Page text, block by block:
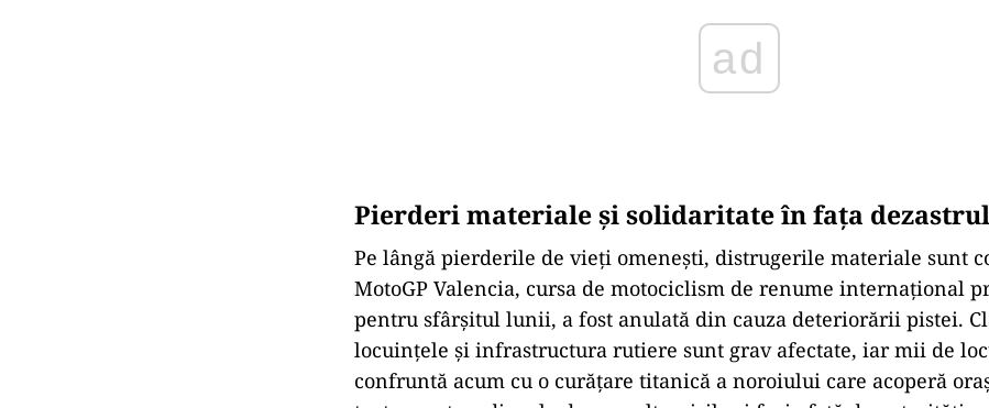
ad
Pierderi materiale și solidaritate în fața
Pe lângă pierderile de vieți omenești, distrugerile materiale sunt
MotoGP Valencia, cursa de motociclism de renume internațional
pentru sfârșitul lunii, a fost anulată din cauza deteriorării pistei.
locuințele și infrastructura rutiere sunt grav afectate, iar mii de
confruntă acum cu o curățare titanică a noroiului care acoperă